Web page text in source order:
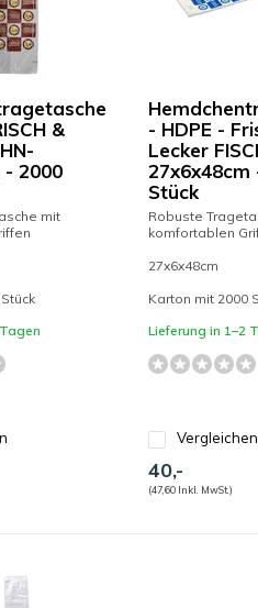
&
- 2000
mit
- HDPE -
Lecker
27x6x48cm
Stück
Robuste
komfortablen
27x6x48cm
Karton mit 2000
Lieferung in 1–2
Vergleichen
40,-
(47,60 Inkl. MwSt.)